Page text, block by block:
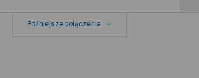
Późniejsze połączenia